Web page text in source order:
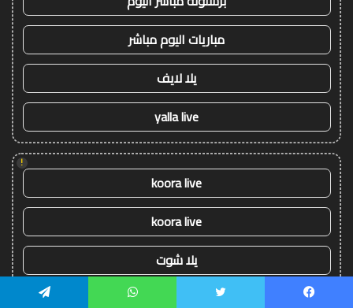
مباريات اليوم مباشر
يلا لايف
yalla live
!
koora live
koora live
يلا شوت